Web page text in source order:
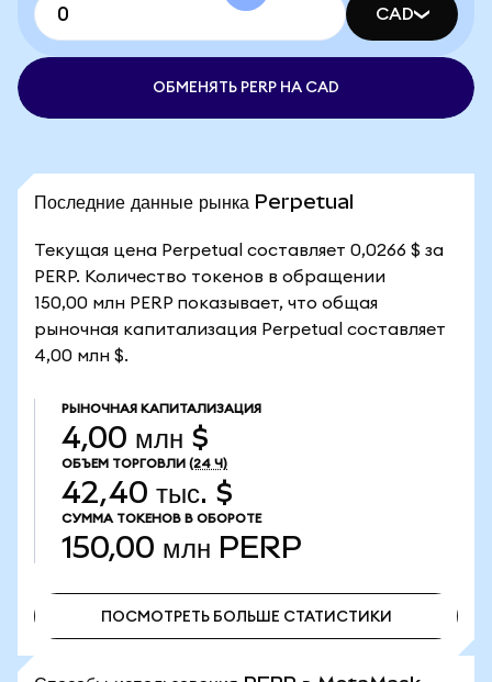
CAD
ОБМЕНЯТЬ PERP НА CAD
Последние данные рынка Perpetual
Текущая цена Perpetual составляет 0,0266 $ за
PERP. Количество токенов в обращении
150,00 млн PERP показывает, что общая
рыночная капитализация Perpetual составляет
4,00 млн $.
РЫНОЧНАЯ КАПИТАЛИЗАЦИЯ
4,00 млн $
ОБЪЕМ ТОРГОВЛИ (24 Ч)
42,40 тыс. $
СУММА ТОКЕНОВ В ОБОРОТЕ
150,00 млн PERP
ПОСМОТРЕТЬ БОЛЬШЕ СТАТИСТИКИ